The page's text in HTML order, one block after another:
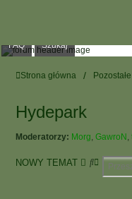
FAQ Szukaj
Strona główna Pozostałe
Hydepark
Moderatorzy: Morg, GawroN ,
NOWY TEMAT
S W